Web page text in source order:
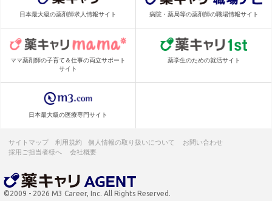
日本最大級の薬剤師求人情報サイト 病院・薬局等の薬剤師の職場情報サイト
ママ薬剤師の子育て＆仕事の両立サポート
サイト
薬学生のための就活サイト
日本最大級の医療専門サイト
サイトマップ 利用規約 個人情報の取り扱いについて
お問い合わせ
採用ご担当者様へ
会社概要
©2009 - 2026 M3 Career, Inc. All Rights Reserved.